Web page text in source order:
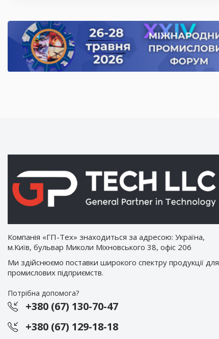
Компанія «ГП-Тех» знаходиться за адресою: Україна,
м.Київ, бульвар Миколи Міхновського 38, офіс 206
Ми здійснюємо поставки широкого спектру продукції для
промислових підприємств.
Потрібна допомога?
+380 (67) 130-70-47
+380 (67) 129-18-18